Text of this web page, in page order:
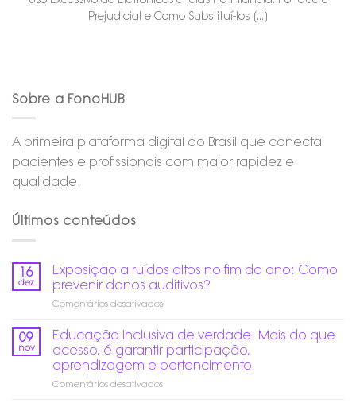
Prejudicial e Como Substituí-los [...]
Sobre a FonoHUB
A primeira plataforma digital do Brasil que conecta
pacientes e profissionais com maior rapidez e
qualidade.
Últimos conteúdos
16
dez
Exposição a ruídos altos no fim do ano: Como
prevenir danos auditivos?
Comentários desativadosem
ruídos
altos
no
fim
09
nov
Educação Inclusiva de verdade: Mais do que
acesso, é garantir participação,
aprendizagem e pertencimento.
Comentários desativadosem